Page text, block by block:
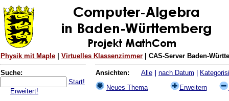
Physik mit Maple Virtuelles Klassenzimmer | CAS-Server Baden-
Suche:
Start!
Erweitert!
Ansichten: Alle nach Datum
Neues Thema
Erweitern